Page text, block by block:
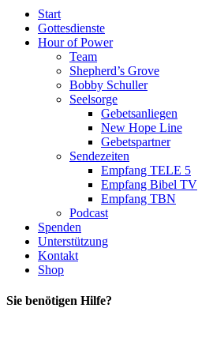
Start
Gottesdienste
Hour of Power
Team
Shepherd’s Grove
Bobby Schuller
Seelsorge
Gebetsanliegen
New Hope Line
Gebetspartner
Sendezeiten
Empfang TELE 5
Empfang Bibel TV
Empfang TBN
Podcast
Spenden
Unterstützung
Kontakt
Shop
Sie benötigen Hilfe?